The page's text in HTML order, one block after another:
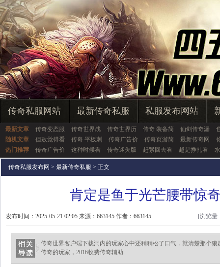
传奇私服网站 最新传奇私服 私服发布网站
最新文章 传奇变态服 传奇世界战 传奇世界历 传奇 装备简 仙剑传奇漏
随机文章
但敖觉得看 传奇 平板刺 传奇广告价 传奇页游简 最新传奇网
热门推荐
传奇广告价 这种时候看 传奇迷失版 赶紧回去看 越是挣扎看
传奇私服发布网 > 最新传奇私服 > 正文
肯定是鱼于光芒腰带惊
发布时间：2025-05-21 02:05 来源：663145 作者：663145 [浏览量
传奇世界客户端下载洞内的玩家心中还稍稍松了口气．就清楚那个
传奇的玩家，2016收费传奇辅助.